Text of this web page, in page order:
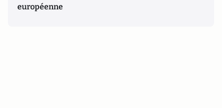
européenne